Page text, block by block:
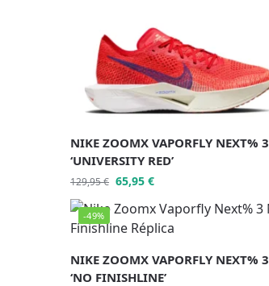
NIKE ZOOMX VAPORFLY NEXT% 3
‘UNIVERSITY RED’
129,95€ 65,95 €
-49%
NIKE ZOOMX VAPORFLY NEXT% 3
‘NO FINISHLINE’